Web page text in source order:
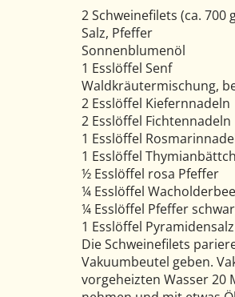
2 Schweinefilets (ca. 700
Salz, Pfeffer
Sonnenblumenöl
1 Esslöffel Senf
Waldkräutermischung,
2 Esslöffel Kiefernnadeln
2 Esslöffel Fichtennadeln
1 Esslöffel
1 Esslöffel
½ Esslöffel rosa Pfeffer
¼ Esslöffel
¼ Esslöffel Pfeffer
1 Esslöffel Pyramidensalz
Die Schweinefilets
Vakuumbeutel geben.
vorgeheizten Wasser 20